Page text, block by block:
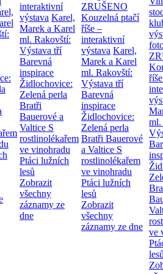
interaktivní
výstava Karel,
Marek a Karel
ml. Rakovští:
Výstava tří
Barevná
inspirace
Židlochovice:
Zelená perla
Bratři
Bauerové a
Valtice S
rostlinolékařem
ve vinohradu
Ptáci lužních
lesů
Zobrazit
všechny
záznamy ze
dne
ZRUŠENO
Kouzelná ptačí
říše –
interaktivní
výstava Karel,
Marek a Karel
ml. Rakovští:
Výstava tří
Barevná
inspirace
Židlochovice:
Zelená perla
Bratři Bauerové
a Valtice S
rostlinolékařem
ve vinohradu
Ptáci lužních
lesů
Zobrazit
všechny
záznamy ze dne
ml.
ve